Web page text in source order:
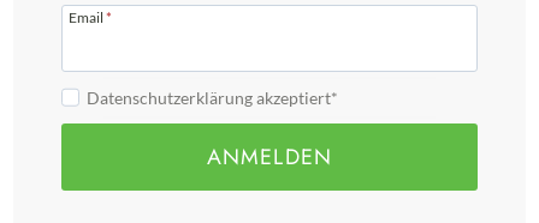
Email *
Datenschutzerklärung akzeptiert*
ANMELDEN